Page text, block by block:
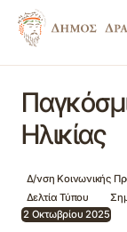
Ηλικίας
Δ/νση Κοινωνικής
Δελτία Τύπου
2 Οκτωβρίου 2025